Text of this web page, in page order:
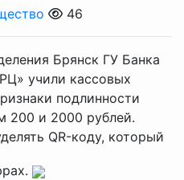
46
Брянск ГУ Банка
учили кассовых
подлинности
200 и 2000 рублей.
QR-коду, который